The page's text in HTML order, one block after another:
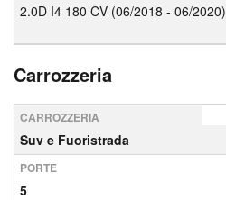
2.0D I4 180 CV (06/2018 - 06/2020)
Carrozzeria
CARROZZERIA
Suv e Fuoristrada
PORTE
5